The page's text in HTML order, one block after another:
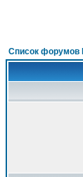
Список форумов